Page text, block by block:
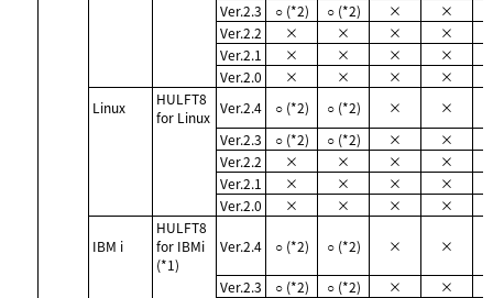
Ver.2.3 ○ (*2) ○ (*2) × ×
Ver.2.2
× × × ×
Ver.2.1
× × × ×
Ver.2.0
× × × ×
Linux
HULFT8
for Linux
Ver.2.4 ○ (*2) ○ (*2) × ×
Ver.2.3
○ (*2) ○ (*2) × ×
Ver.2.2
× × × ×
Ver.2.1
× × × ×
Ver.2.0
× × × ×
IBM i
HULFT8
for IBMi
(*1)
Ver.2.4 ○ (*2) ○ (*2) × ×
Ver.2.3 ○ (*2) ○ (*2) × ×